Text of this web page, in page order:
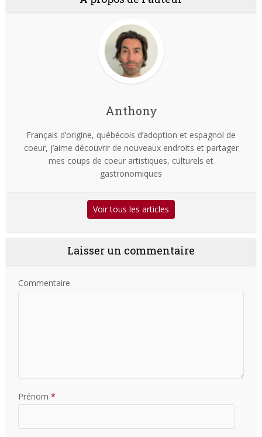
Anthony
Français d’origine, québécois d’adoption et espagnol de
coeur, j’aime découvrir de nouveaux endroits et partager
mes coups de coeur artistiques, culturels et
gastronomiques
Voir tous les articles
Laisser un commentaire
Commentaire
Prénom *